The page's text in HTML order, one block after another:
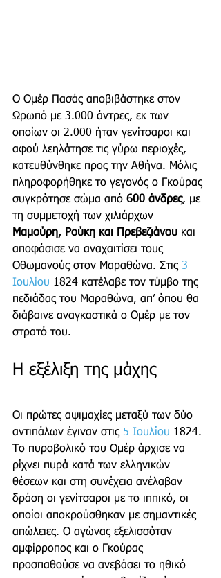
Ο Ομέρ Πασάς αποβιβάστηκε στον
Ωρωπό με 3.000 άντρες, εκ των
οποίων οι 2.000 ήταν γενίτσαροι και
αφού λεηλάτησε τις γύρω περιοχές,
κατευθύνθηκε προς την Αθήνα. Μόλις
πληροφορήθηκε το γεγονός ο Γκούρας
συγκρότησε σώμα από 600 άνδρες, με
τη συμμετοχή των χιλιάρχων
Μαμούρη, Ρούκη και Πρεβεζιάνου και
αποφάσισε να αναχαιτίσει τους
Οθωμανούς στον Μαραθώνα. Στις 3
Ιουλίου 1824 κατέλαβε τον τύμβο της
πεδιάδας του Μαραθώνα, απ’ όπου θα
διάβαινε αναγκαστικά ο Ομέρ με τον
στρατό του.
Η εξέλιξη της μάχης
Οι πρώτες αψιμαχίες μεταξύ των δύο
αντιπάλων έγιναν στις 5 Ιουλίου 1824.
Το πυροβολικό του Ομέρ άρχισε να
ρίχνει πυρά κατά των ελληνικών
θέσεων και στη συνέχεια ανέλαβαν
δράση οι γενίτσαροι με το ιππικό, οι
οποίοι αποκρούσθηκαν με σημαντικές
απώλειες. Ο αγώνας εξελισσόταν
αμφίρροπος και ο Γκούρας
προσπαθούσε να ανεβάσει το ηθικό